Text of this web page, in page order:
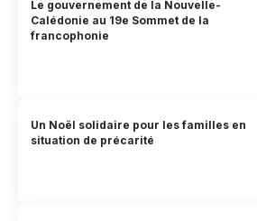
Le gouvernement de la Nouvelle-
Calédonie au 19e Sommet de la
francophonie
Un Noël solidaire pour les familles en
situation de précarité